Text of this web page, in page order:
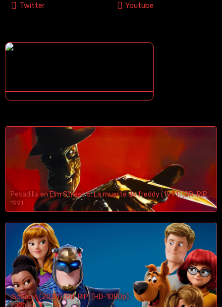
Twitter Youtube
Pesadilla en Elm Street 6: La muerte de freddy (1991) [BR-RIP] [HD-1080p]
1991
¡Scooby! (2020) [BR-RIP] [HD-1080p]
2020